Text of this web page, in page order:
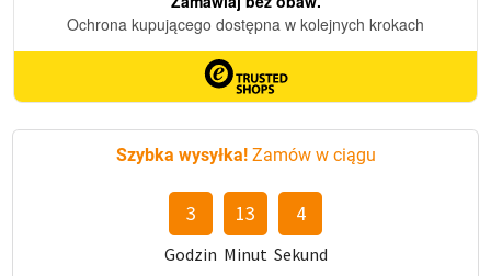
Szybka wysyłka!Zamów w ciągu
3
Godzin
13
Minut
3
Sekund